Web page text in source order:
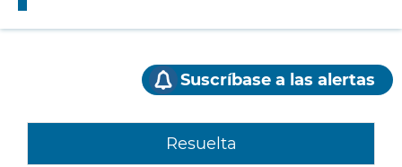
Suscríbase a las alertas
Resuelta